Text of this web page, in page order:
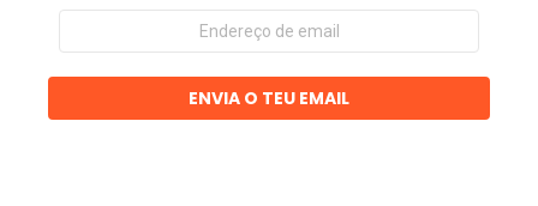
Endereço
email
ENVIA O TEU EMAIL